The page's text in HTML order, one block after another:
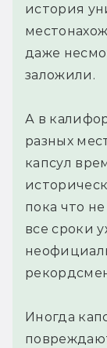
история
даже
заложили.
А в
разных
капсул
пока что
все сроки
Иногда